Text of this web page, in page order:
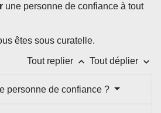
une personne de confiance à tout
êtes sous curatelle.
Tout replier keyboard_arrow_up Tout déplier keyboard_arrow_down
personne de confiance ?